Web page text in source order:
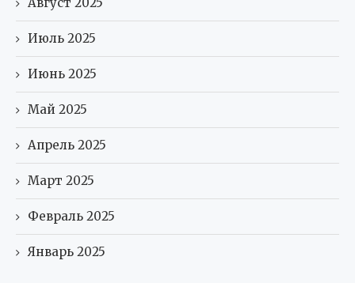
Июль 2025
Июнь 2025
Май 2025
Апрель 2025
Март 2025
Февраль 2025
Январь 2025